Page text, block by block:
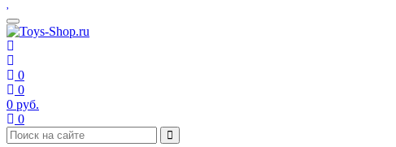
0
0
0 руб.
0